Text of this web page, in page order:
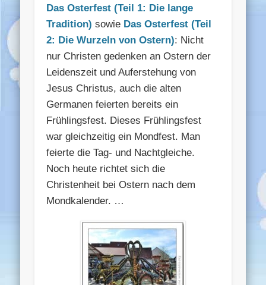
Das Osterfest (Teil 1: Die lange
Tradition) sowie Das Osterfest (Teil
2: Die Wurzeln von Ostern): Nicht
nur Christen gedenken an Ostern der
Leidenszeit und Auferstehung von
Jesus Christus, auch die alten
Germanen feierten bereits ein
Frühlingsfest. Dieses Frühlingsfest
war gleichzeitig ein Mondfest. Man
feierte die Tag- und Nachtgleiche.
Noch heute richtet sich die
Christenheit bei Ostern nach dem
Mondkalender. …